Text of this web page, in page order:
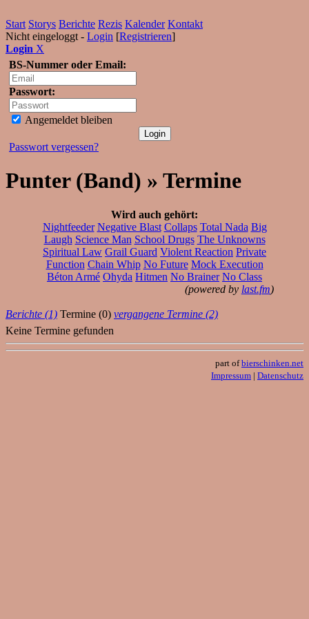
Start Storys Berichte Rezis Kalender Kontakt
Nicht eingeloggt - Login [Registrieren]
Login X
BS-Nummer oder Email:
Passwort:
Angemeldet bleiben
Passwort vergessen?
Punter (Band) » Termine
Wird auch gehört:
Nightfeeder Negative Blast Collaps Total Nada Big
Laugh Science Man School Drugs The Unknowns
Spiritual Law Grail Guard Violent Reaction Private
Function Chain Whip No Future Mock Execution
Béton Armé Ohyda Hitmen No Brainer No Class
(powered by last.fm)
Berichte (1) Termine (0) vergangene Termine (2)
Keine Termine gefunden
part ofbierschinken.net
Impressum | Datenschutz